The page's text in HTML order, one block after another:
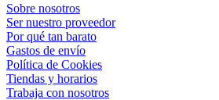
Sobre nosotros
Ser nuestro proveedor
Por qué tan barato
Gastos de envío
Política de Cookies
Tiendas y horarios
Trabaja con nosotros